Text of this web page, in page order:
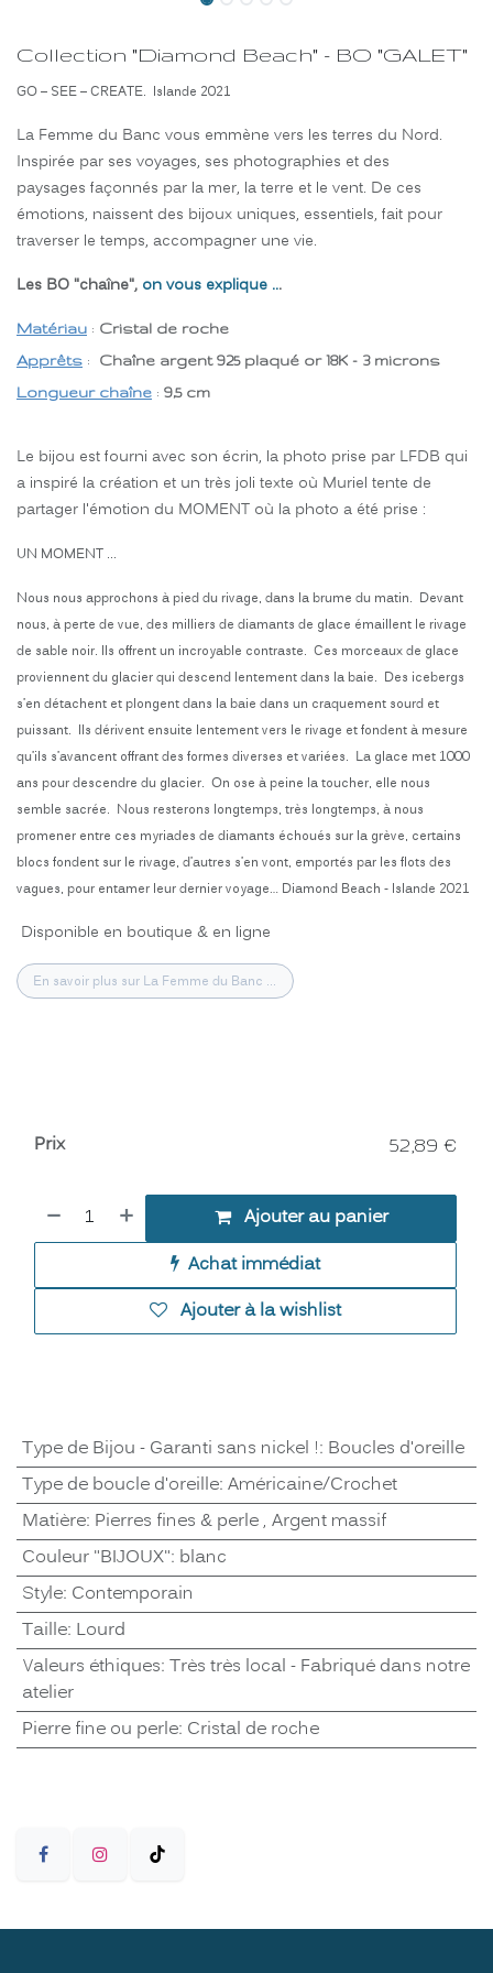
Collection "Diamond Beach" - BO "GALET"
GO – SEE – CREATE. Islande 2021
La Femme du Banc vous emmène vers les terres du Nord.
Inspirée par ses voyages, ses photographies et des
paysages façonnés par la mer, la terre et le vent. De ces
émotions, naissent des bijoux uniques, essentiels, fait pour
traverser le temps, accompagner une vie.
Les BO "chaîne", on vous explique ...
Matériau : Cristal de roche
Apprêts : Chaîne argent 925 plaqué or 18K - 3 microns
Longueur chaîne : 9,5 cm
Le bijou est fourni avec son écrin, la photo prise par LFDB qui
a inspiré la création et un très joli texte où Muriel tente de
partager l'émotion du MOMENT où la photo a été prise :
UN MOMENT ...
Nous nous approchons à pied du rivage, dans la brume du matin. Devant
nous, à perte de vue, des milliers de diamants de glace émaillent le rivage
de sable noir. Ils offrent un incroyable contraste. Ces morceaux de glace
proviennent du glacier qui descend lentement dans la baie. Des icebergs
s’en détachent et plongent dans la baie dans un craquement sourd et
puissant. Ils dérivent ensuite lentement vers le rivage et fondent à mesure
qu’ils s’avancent offrant des formes diverses et variées. La glace met 1000
ans pour descendre du glacier. On ose à peine la toucher, elle nous
semble sacrée. Nous resterons longtemps, très longtemps, à nous
promener entre ces myriades de diamants échoués sur la grève, certains
blocs fondent sur le rivage, d’autres s’en vont, emportés par les flots des
vagues, pour entamer leur dernier voyage… Diamond Beach - Islande 2021
Disponible en boutique & en ligne
En savoir plus sur La Femme du Banc ...
Ajouter au panier
Achat immédiat
Ajouter à la wishlist
Prix 52,89 €
Type de Bijou - Garanti sans nickel !: Boucles d'oreille
Type de boucle d'oreille: Américaine/Crochet
Matière: Pierres fines & perle, Argent massif
Couleur "BIJOUX": blanc
Style: Contemporain
Taille: Lourd
Valeurs éthiques: Très très local - Fabriqué dans notre
atelier
Pierre fine ou perle: Cristal de roche